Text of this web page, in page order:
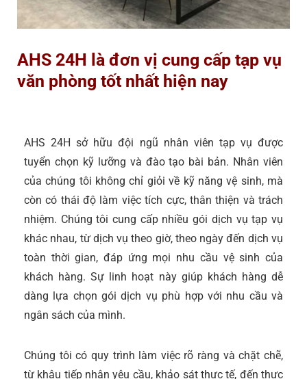
AHS 24H là đơn vị cung cấp tạp vụ
văn phòng tốt nhất hiện nay
AHS 24H sở hữu đội ngũ nhân viên tạp vụ được
tuyển chọn kỹ lưỡng và đào tạo bài bản. Nhân viên
của chúng tôi không chỉ giỏi về kỹ năng vệ sinh, mà
còn có thái độ làm việc tích cực, thân thiện và trách
nhiệm. Chúng tôi cung cấp nhiều gói dịch vụ tạp vụ
khác nhau, từ dịch vụ theo giờ, theo ngày đến dịch vụ
toàn thời gian, đáp ứng mọi nhu cầu vệ sinh của
khách hàng. Sự linh hoạt này giúp khách hàng dễ
dàng lựa chọn gói dịch vụ phù hợp với nhu cầu và
ngân sách của mình.
Chúng tôi có quy trình làm việc rõ ràng và chặt chẽ,
từ khâu tiếp nhận yêu cầu, khảo sát thực tế, đến thực